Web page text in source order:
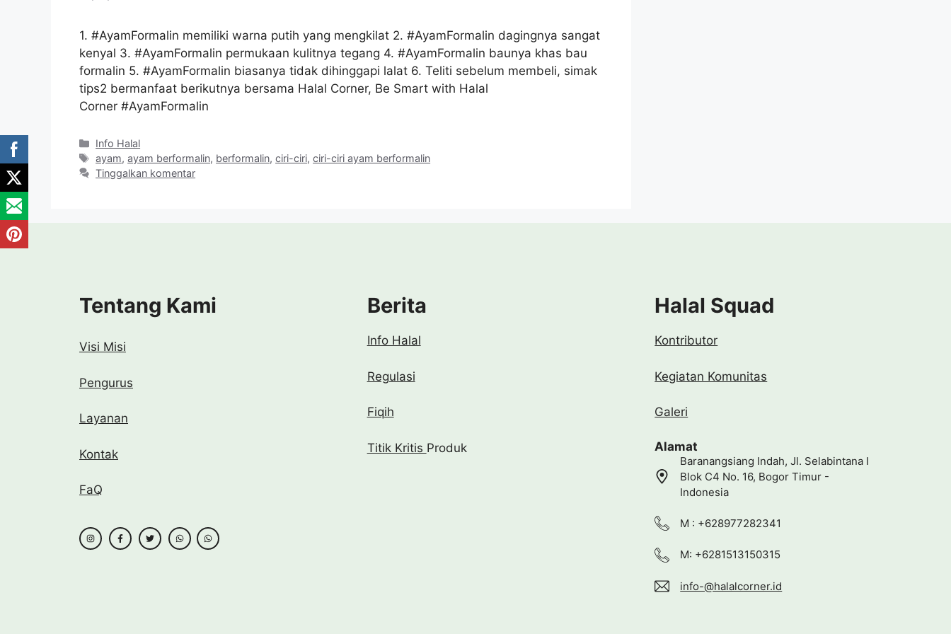
1. ‪#AyamFormalin‬ memiliki warna putih yang mengkilat 2. ‪#AyamFormalin‬ dagingnya sangat
kenyal 3. ‪#AyamFormalin‬ permukaan kulitnya tegang 4. ‪#AyamFormalin‬ baunya khas bau
formalin 5. ‪#AyamFormalin‬ biasanya tidak dihinggapi lalat 6. Teliti sebelum membeli, simak
tips2 bermanfaat berikutnya bersama Halal Corner, Be Smart with Halal
Corner ‪#AyamFormalin‬
Kategori
Info Halal
Tag
ayam,ayam berformalin, berformalin,ciri-ciri,ciri-ciri ayam berformalin
Tinggalkan komentar
Tentang Kami
Visi Misi
Pengurus
Layanan
Kontak
FaQ
Berita
Info Halal
Regulasi
Fiqih
Titik Kritis Produk
Halal Squad
Kontributor
Kegiatan Komunitas
Galeri
Alamat
Baranangsiang Indah, Jl. Selabintana I
Blok C4 No. 16, Bogor Timur -
Indonesia
M : +628977282341
M: +6281513150315
info-@halalcorner.id